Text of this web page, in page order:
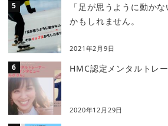
「足が思うように動か
かもしれません。
2021年2月9日
HMC認定メンタルトレ
2020年12月29日